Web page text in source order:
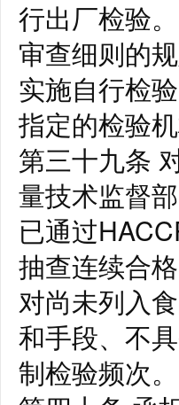
行出厂检验
审查细则的规
实施自行检
指定的检验
第三十九条
量技术监督
已通过
抽查连续合
对尚未列入
和手段、不
制检验频次。